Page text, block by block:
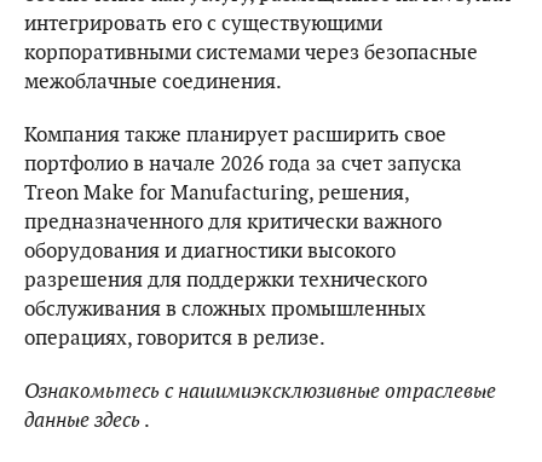
интегрировать его с существующими
корпоративными системами через безопасные
межоблачные соединения.
Компания также планирует расширить свое
портфолио в начале 2026 года за счет запуска
Treon Make for Manufacturing, решения,
предназначенного для критически важного
оборудования и диагностики высокого
разрешения для поддержки технического
обслуживания в сложных промышленных
операциях, говорится в релизе.
Ознакомьтесь с нашимиэксклюзивные отраслевые
данныездесь.